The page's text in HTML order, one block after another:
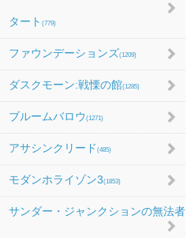
タート (779)
ファウンデーションズ(1209)
ダスクモーン:戦慄の館(1285)
ブルームバロウ (1271)
アサシンクリード (485)
モダンホライゾン3(1853)
サンダー・ジャンクションの無法者